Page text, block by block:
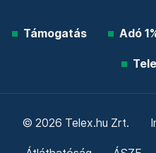
Támogatás Adó
© 2026 Telex.hu Zrt.